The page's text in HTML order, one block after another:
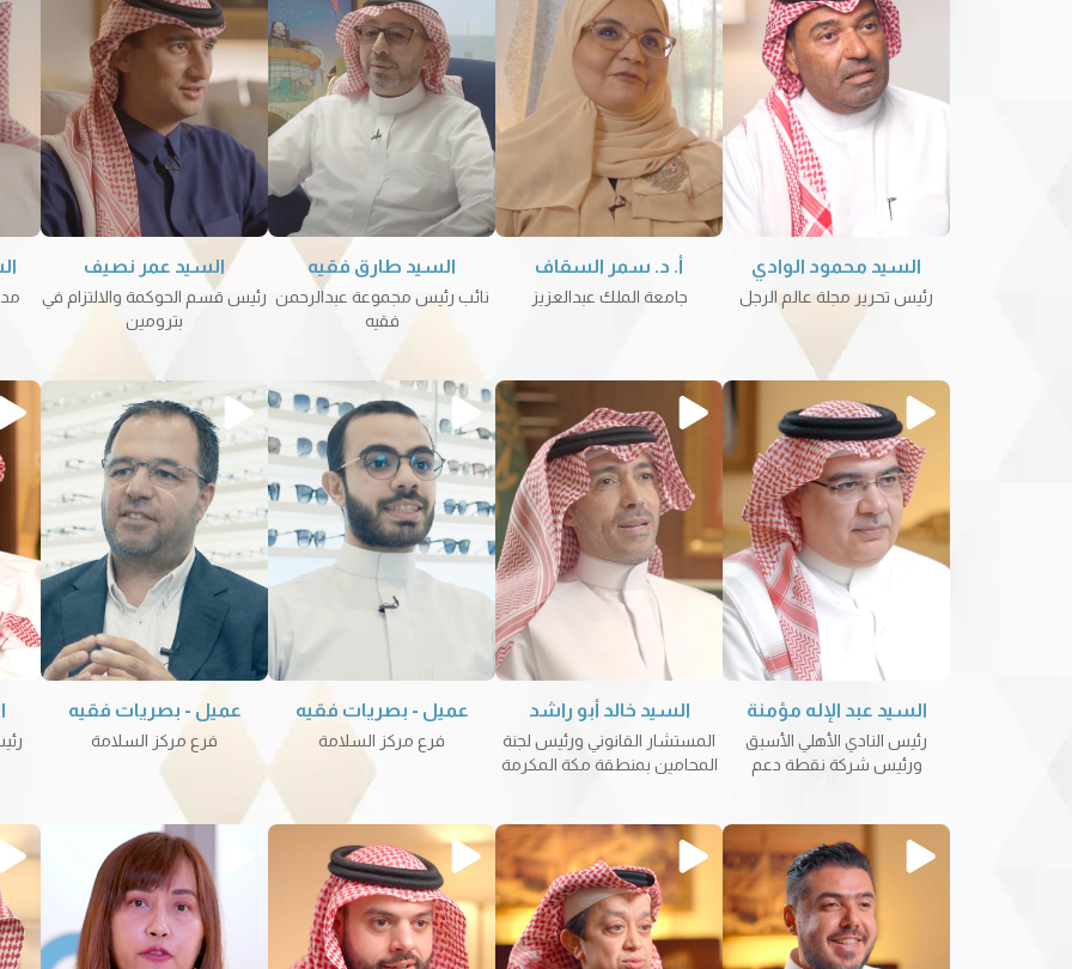
السيد عمر نصيف
رئيس قسم الحوكمة والالتزام في
بترومين
السيد طارق فقيه
نائب رئيس مجموعة عبدالرحمن
فقيه
أ. د. سمر السقاف
جامعة الملك عبدالعزيز
السيد محمود الوادي
رئيس تحرير مجلة عالم الرجل
عميل - بصريات فقيه
فرع مركز السلامة
عميل - بصريات فقيه
فرع مركز السلامة
السيد خالد أبو راشد
المستشار القانوني ورئيس لجنة
المحامين بمنطقة مكة المكرمة
السيد عبد الإله مؤمنة
رئيس النادي الأهلي الأسبق
ورئيس شركة نقطة دعم